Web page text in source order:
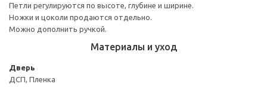
Петли регулируются по высоте, глубине и ширине.
Ножки и цоколи продаются отдельно.
Можно дополнить ручкой.
Материалы и уход
Дверь
ДСП, Пленка